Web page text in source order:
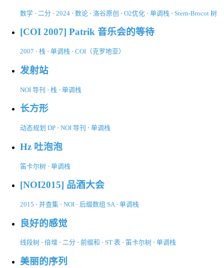
数学 · 二分 · 2024 · 数论 · 洛谷原创 · O2优化 · 单调栈 · Stern-Brocot 树
[COI 2007] Patrik 音乐会的等待
2007 · 栈 · 单调栈 · COI（克罗地亚）
发射站
NOI 导刊 · 栈 · 单调栈
长方形
动态规划 DP · NOI 导刊 · 单调栈
Hz 吐泡泡
笛卡尔树 · 单调栈
[NOI2015] 品酒大会
2015 · 并查集 · NOI · 后缀数组 SA· 单调栈
良好的感觉
线段树 · 倍增 · 二分 · 前缀和 · ST 表 · 笛卡尔树 · 单调栈
美丽的序列